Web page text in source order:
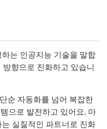
는 인공지능 기술을 말합
향으로 진화하고 있습니
순 자동화를 넘어 복잡한
으로 발전하고 있어요. 마
실질적인 파트너로 진화